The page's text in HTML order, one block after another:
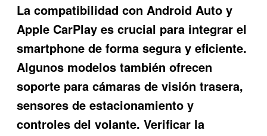
La compatibilidad con Android Auto y
Apple CarPlay es crucial para integrar el
smartphone de forma segura y eficiente.
Algunos modelos también ofrecen
soporte para cámaras de visión trasera,
sensores de estacionamiento y
controles del volante. Verificar la